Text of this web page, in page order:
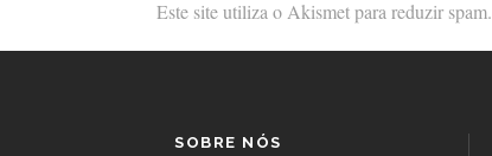
Este site utiliza o Akismet para reduzir spam.
SOBRE NÓS